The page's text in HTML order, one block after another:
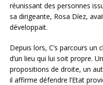
réunissant des personnes
sa dirigeante, Rosa Díez,
développait.
Depuis lors, C’s parcours un
d’un lieu qui lui soit propre.
propositions de droite, un
il affirme défendre l’Etat